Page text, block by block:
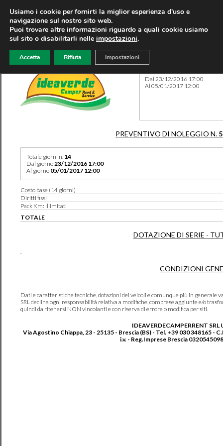
Dal 23/12/2016 17:00
Al 05/01/2017 12:00
PREVENTIVO DI NOLEGGIO N.
Totale giorni n. 14
Dal giorno23/12/2016 17:00
Al giorno 05/01/2017 12:00
Costo base (14 giorni)
Diritti fissi
Pack Km: Illimitati
TOTALE
DOTAZIONE DI SERIE -
.
CONDIZIONI
Dati e caratteristiche tecniche, dotazioni dei veicoli e comunque più in generale
SRL declina ogni responsabilità relativa a modifiche, comprese aggiunte e/o
quindi da ritenersi NON vincolanti e con riserva di errore o modifica per siti.
IDEAVERDECAMPERRENT SRL
Via Agostino Chiappa, 23 - 25135 - Brescia (BS) - Tel. +39 030 348165 -
i.v. - Reg.Imprese Brescia
Usiamo i cookie per fornirti la miglior esperienza d'uso e
navigazione sul nostro sito web.
Puoi trovare altre informazioni riguardo a quali cookie usiamo
sul sito o disabilitarli nelle impostazioni.
Accetta Rifiuta Impostazioni